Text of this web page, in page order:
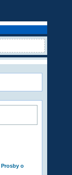
Prosby o